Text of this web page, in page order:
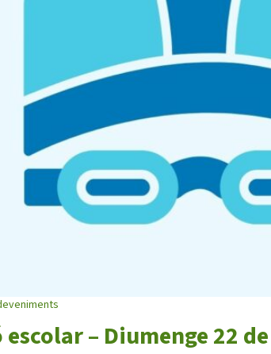
– Diumenge 22
Diari de la
Fundesplai als
Xarxes socials